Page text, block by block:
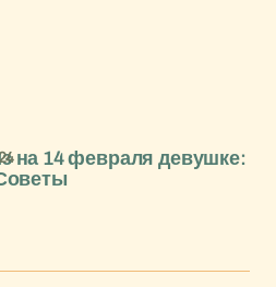
на 14 февраля девушке: